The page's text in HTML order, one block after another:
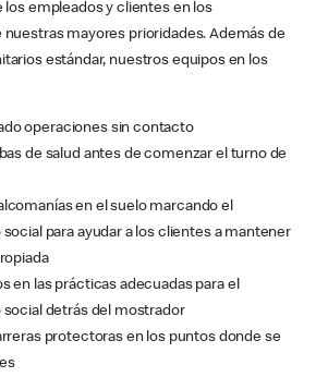
los empleados y clientes en los
nuestras mayores prioridades. Además de
estándar, nuestros equipos en los
operaciones sin contacto
de salud antes de comenzar el turno de
en el suelo marcando el
para ayudar a los clientes a mantener
en las prácticas adecuadas para el
detrás del mostrador
protectoras en los puntos donde se